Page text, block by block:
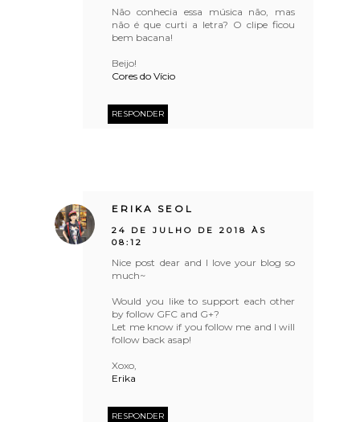
Não conhecia essa música não, mas
não é que curti a letra? O clipe ficou
bem bacana!
Beijo!
Cores do Vício
RESPONDER
ERIKA SEOL
24 DE JULHO DE 2018 ÀS
08:12
Nice post dear and I love your blog so
much~
Would you like to support each other
by follow GFC and G+?
Let me know if you follow me and I will
follow back asap!
Xoxo,
Erika
RESPONDER